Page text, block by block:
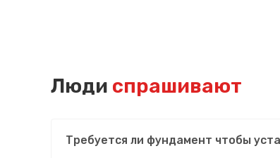
Люди спрашивают
Требуется ли фундамент чтобы